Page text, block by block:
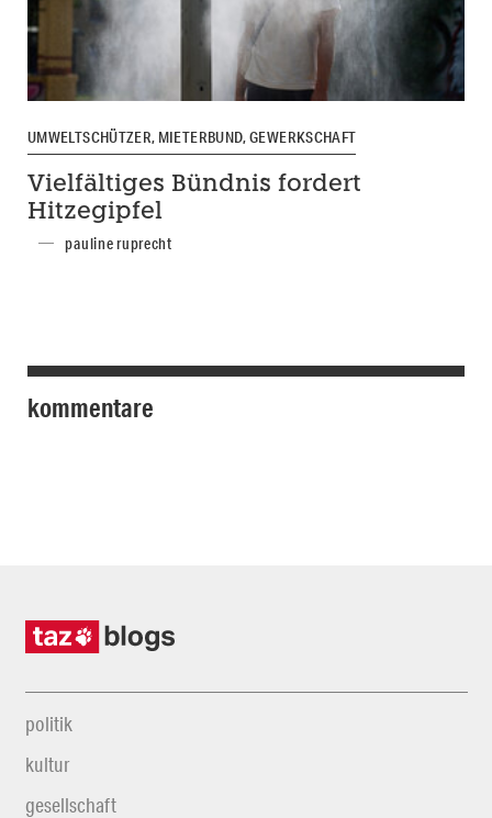
UMWELTSCHÜTZER, MIETERBUND, GEWERKSCHAFT
Vielfältiges Bündnis fordert
Hitzegipfel
pauline ruprecht
kommentare
politik
kultur
gesellschaft